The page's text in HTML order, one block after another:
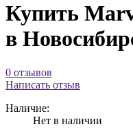
Купить
в
0 отзывов
Написать отзыв
Наличие:
Нет в наличии